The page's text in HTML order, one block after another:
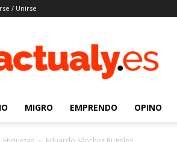
/ Unirse
|
Noticias
venezolanos
MIGRO EMPRENDO OPINO